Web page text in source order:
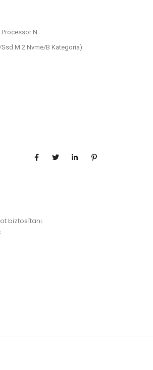
N
M 2 Nvme/B Kategoria)
biztosítani.